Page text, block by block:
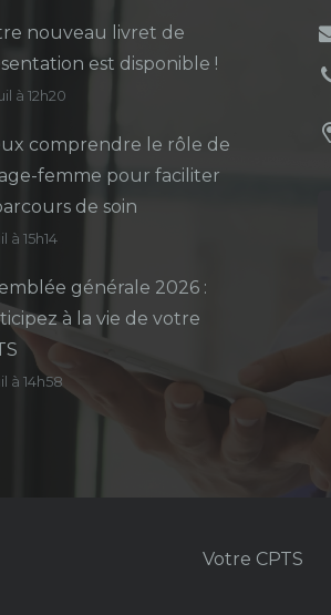
nouveau livret de
est disponible !
à 12h20
comprendre le rôle de
femme pour faciliter
de soin
à 15h14
générale 2026 :
à la vie de votre
à 14h58
Votre CPTS